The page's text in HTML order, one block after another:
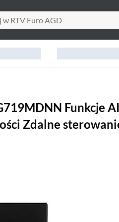
Funkcje AI
Zdalne